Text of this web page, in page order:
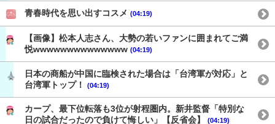
青春時代を思い出すコスメ (04:19)
【画像】松本人志さん、大勢の若いファンに囲まれてご満
悦wwwwwwwwwwwwww (04:19)
日本の商船が中国に臨検された場合は「台湾軍が対応」と
台湾軍トップ！
(04:19)
カープ、最下位転落も3位が射程圏内。新井監督「特別な
日の試合だったので負けて悔しい」【反省会】
(04:19)